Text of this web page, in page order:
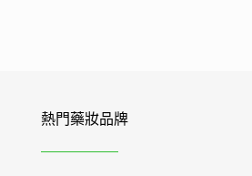
熱門藥妝品牌